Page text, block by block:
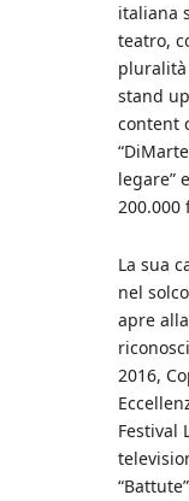
italiana
teatro,
stand
content
legare”
200.000
La sua
nel
apre
2016,
Festival